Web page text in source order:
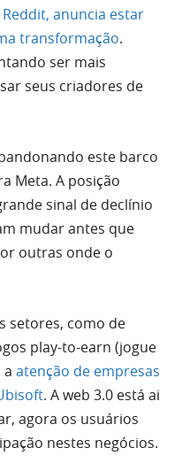
Reddit, anuncia estar
transformação.
ser mais
seus criadores de
este barco
Meta. A posição
sinal de declínio
mudar antes que
outras onde o
setores, como de
play-to-earn (jogue
a atenção de empresas
. A web 3.0 está ai
agora os usuários
nestes negócios.